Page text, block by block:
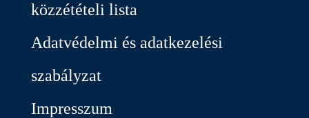
közzétételi lista
Adatvédelmi és adatkezelési
szabályzat
Impresszum